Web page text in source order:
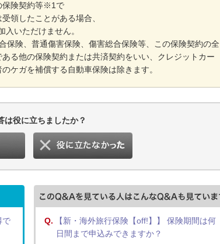
保険契約等※1で
領したことがある場合、
いただけません。
険、普通傷害保険、傷害総合保険等、この保険契約の全
る他の保険契約または共済契約をいい、クレジットカー
ケガを補償する自動車保険は除きます。
は役に立ちましたか？
で
Q.
【新・海外旅行保険【off!】】 保険期間は何
日間まで申込みできますか？